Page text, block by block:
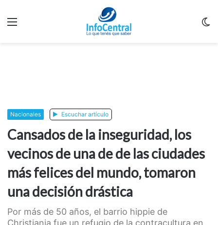
Nacionales Escuchar artículo
Cansados de la inseguridad, los
vecinos de una de de las ciudades
más felices del mundo, tomaron
una decisión drástica
Por más de 50 años, el barrio hippie de
Christiania fue un refugio de la contracultura en